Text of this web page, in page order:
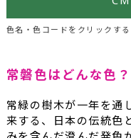
色名・色コードをクリックする
常磐色はどんな色？
常緑の樹木が一年を通
来する、日本の伝統色